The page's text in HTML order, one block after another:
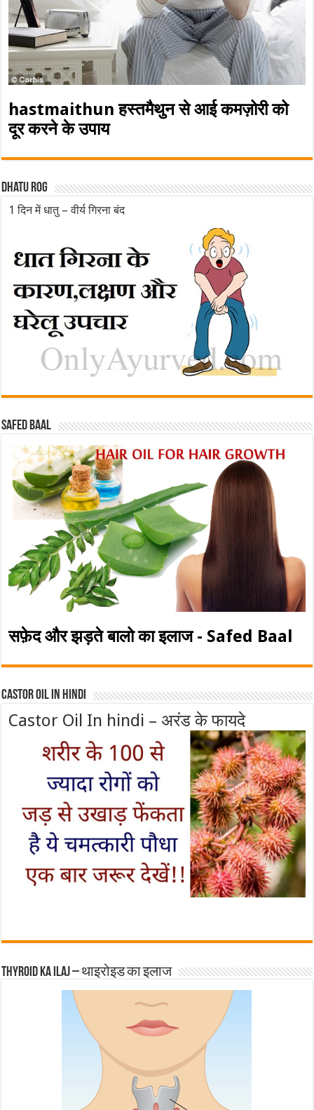
hastmaithun हस्तमैथुन से आई कमज़ोरी को
दूर करने के उपाय
Dhatu rog
1 दिन में धातु – वीर्य गिरना बंद
Safed baal
सफ़ेद और झड़ते बालो का इलाज - Safed Baal
Castor Oil In Hindi
Castor Oil In hindi – अरंड के फायदे
Thyroid ka ilaj – थाइरोइड का इलाज